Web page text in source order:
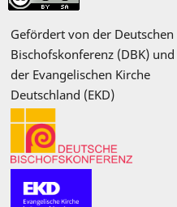
Gefördert von der Deutschen
Bischofskonferenz (DBK) und
der Evangelischen Kirche
Deutschland (EKD)